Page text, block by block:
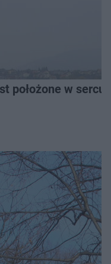
położone w